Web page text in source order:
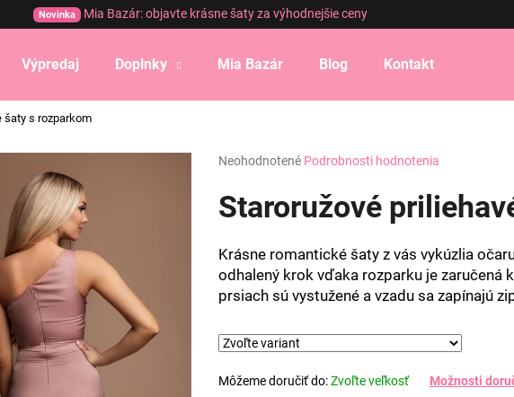
Novinka Mia Bazár: objavte krásne šaty za výhodnejšie ceny
Výpredaj Doplnky Mia Bazár Blog Kontakt
šaty s rozparkom
Priemerné
produktu
je
5
hviezdičiek.
Neohodnotené Podrobnosti hodnotenia
Staroružové
Krásne romantické šaty z vás vykúzlia
odhalený krok vďaka rozparku je zaručená
prsiach sú vystužené a vzadu sa zapínajú
Môžeme doručiť do:Zvoľte veľkosť Možnosti
Čo potrebujete nájsť?
HĽADAŤ
Odporúčame